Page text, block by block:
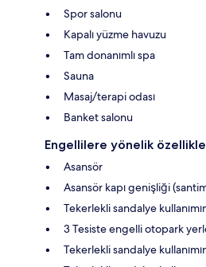
Spor salonu
Kapalı yüzme havuzu
Tam donanımlı spa
Sauna
Masaj/terapi odası
Banket salonu
Engellilere yönelik
Asansör
Asansör kapı genişliği
Tekerlekli sandalye
3 Tesiste engelli otopark
Tekerlekli sandalye